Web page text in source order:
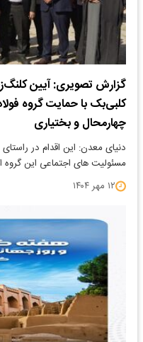
گزارش تصویری: آیین
کلبی‌بک با حمایت گروه
چهارمحال و بختیاری
دنیای معدن: این اقدام در
مسئولیت های اجتماعی این
۱۲ مهر ۱۴۰۴